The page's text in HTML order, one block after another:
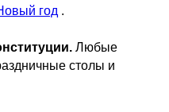
год .
Любые
столы и